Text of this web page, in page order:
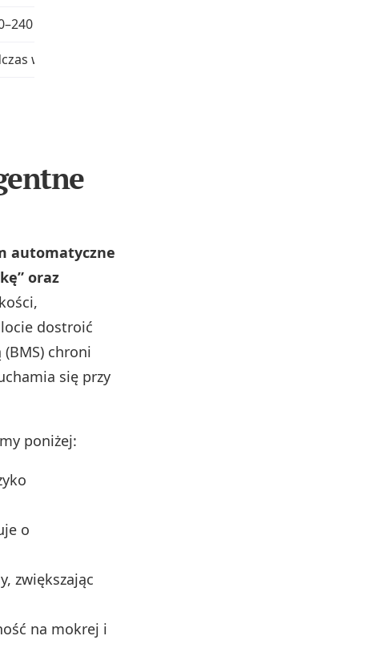
VAC
wytracania prędkości
automatyczne
oraz
dostroić
chroni
się przy
poniżej:
o
zwiększając
na mokrej i